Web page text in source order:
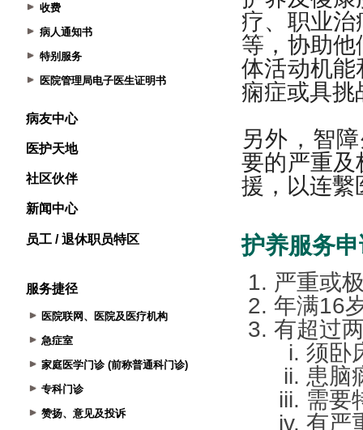
收费
病人通知书
特别服务
医院管理局电子医生证明书
病友中心
医护天地
社区伙伴
新闻中心
员工 / 退休职员特区
服务捷径
医院联网、医院及医疗机构
急症室
家庭医学门诊 (前称普通科门诊)
专科门诊
赞扬、意见及投诉